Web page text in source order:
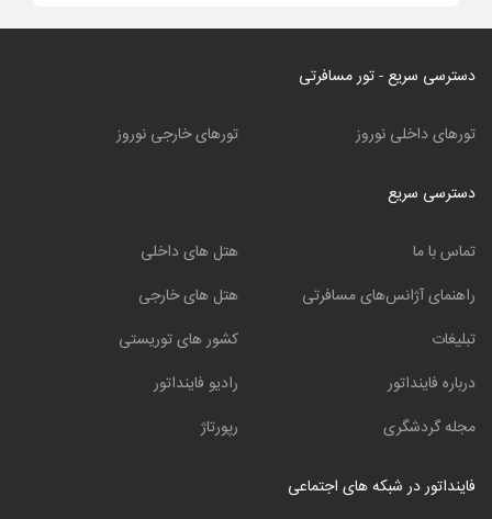
دسترسی سریع - تور مسافرتی
تورهای داخلی نوروز تورهای خارجی نوروز
دسترسی سریع
تماس با ما
راهنمای آژانس‌های مسافرتی
تبلیغات
درباره فاینداتور
مجله گردشگری
هتل های داخلی
هتل های خارجی
کشور های توریستی
رادیو فاینداتور
رپورتاژ
فاینداتور در شبکه های اجتماعی